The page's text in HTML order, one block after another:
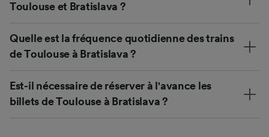
Toulouse et Bratislava ?
Quelle est la fréquence quotidienne des trains
de Toulouse à Bratislava ?
Est-il nécessaire de réserver à l'avance les
billets de Toulouse à Bratislava ?